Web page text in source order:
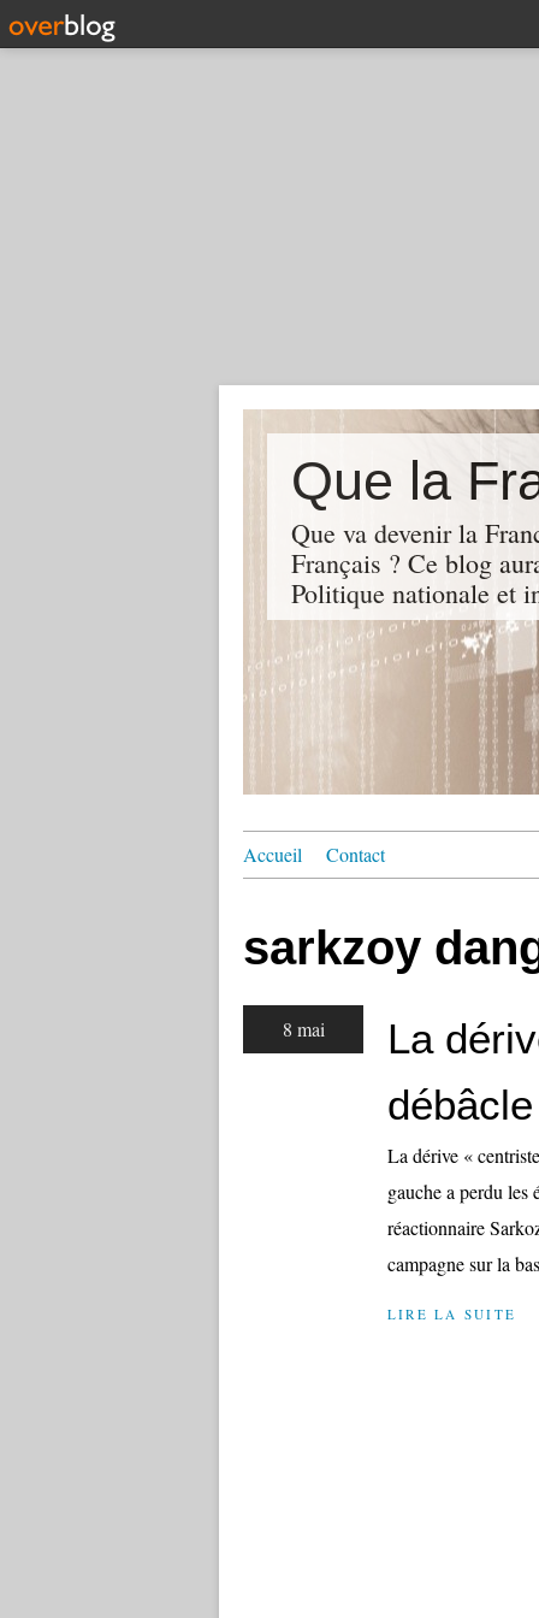
Que la
Que va devenir la
Français ? Ce blog
Politique nationale et
Accueil Contact
sarkzoy
8 mai
La
débâcle
La dérive «
gauche a perdu les
réactionnaire
campagne sur la
LIRE LA SUITE